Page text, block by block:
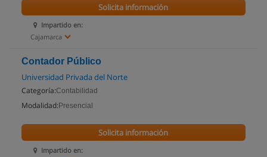
Impartido en:
Cajamarca
Solicita información
Contador Público
Universidad Privada del Norte
Categoría:Contabilidad
Modalidad: Presencial
Impartido en:
Solicita información